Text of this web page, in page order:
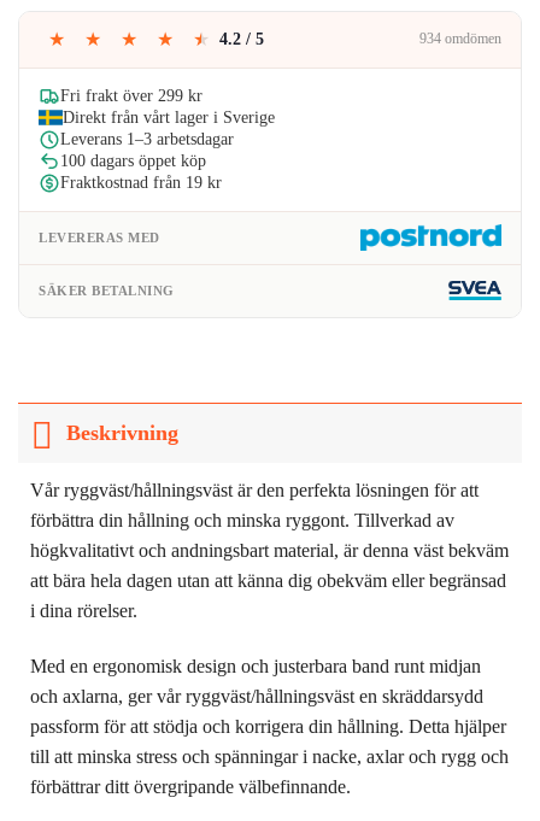
★ ★ ★ ★ ★ 4.2 / 5 934 omdömen
Fri frakt över 299 kr
Direkt från vårt lager i Sverige
Leverans 1–3 arbetsdagar
100 dagars öppet köp
Fraktkostnad från 19 kr
LEVERERAS MED
SÄKER BETALNING
Beskrivning
Vår ryggväst/hållningsväst är den perfekta lösningen för att
förbättra din hållning och minska ryggont. Tillverkad av
högkvalitativt och andningsbart material, är denna väst bekväm
att bära hela dagen utan att känna dig obekväm eller begränsad
i dina rörelser.
Med en ergonomisk design och justerbara band runt midjan
och axlarna, ger vår ryggväst/hållningsväst en skräddarsydd
passform för att stödja och korrigera din hållning. Detta hjälper
till att minska stress och spänningar i nacke, axlar och rygg och
förbättrar ditt övergripande välbefinnande.